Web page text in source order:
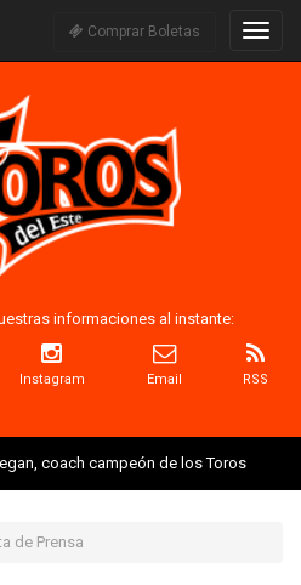
Comprar Boletas
informaciones al instante:
Instagram Email RSS
coach campeón de los Toros
de Prensa